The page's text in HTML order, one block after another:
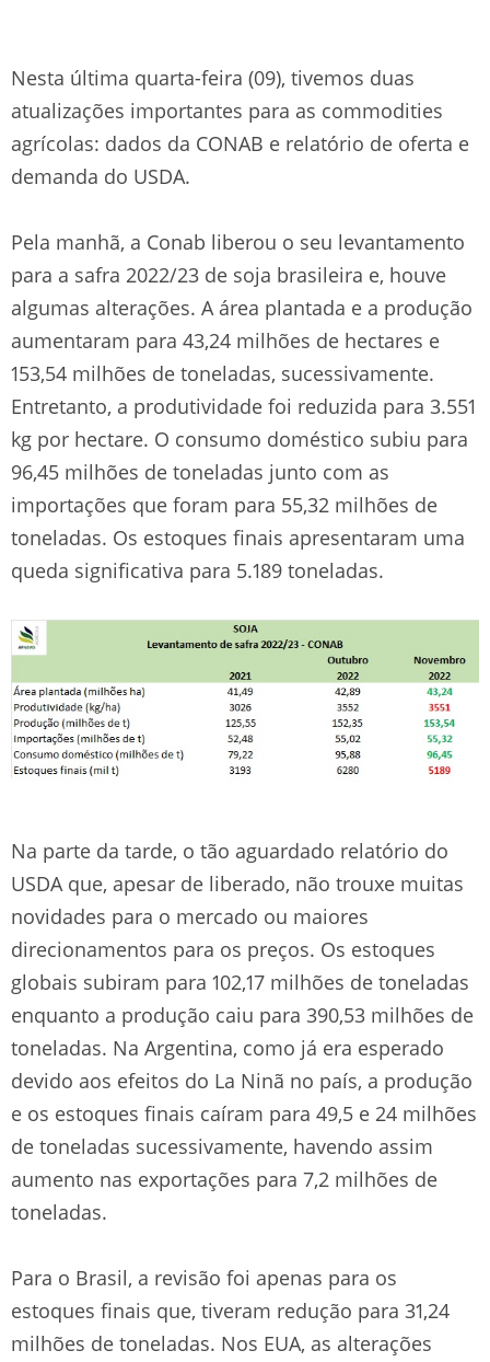
Nesta última quarta-feira (09), tivemos duas
atualizações importantes para as commodities
agrícolas: dados da CONAB e relatório de oferta e
demanda do USDA.
Pela manhã, a Conab liberou o seu levantamento
para a safra 2022/23 de soja brasileira e, houve
algumas alterações. A área plantada e a produção
aumentaram para 43,24 milhões de hectares e
153,54 milhões de toneladas, sucessivamente.
Entretanto, a produtividade foi reduzida para 3.551
kg por hectare. O consumo doméstico subiu para
96,45 milhões de toneladas junto com as
importações que foram para 55,32 milhões de
toneladas. Os estoques finais apresentaram uma
queda significativa para 5.189 toneladas.
Na parte da tarde, o tão aguardado relatório do
USDA que, apesar de liberado, não trouxe muitas
novidades para o mercado ou maiores
direcionamentos para os preços. Os estoques
globais subiram para 102,17 milhões de toneladas
enquanto a produção caiu para 390,53 milhões de
toneladas. Na Argentina, como já era esperado
devido aos efeitos do La Ninã no país, a produção
e os estoques finais caíram para 49,5 e 24 milhões
de toneladas sucessivamente, havendo assim
aumento nas exportações para 7,2 milhões de
toneladas.
Para o Brasil, a revisão foi apenas para os
estoques finais que, tiveram redução para 31,24
milhões de toneladas. Nos EUA, as alterações